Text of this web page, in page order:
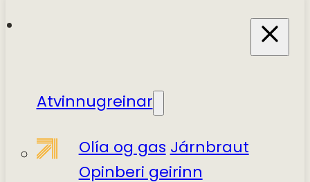
Atvinnugreinar
Olía og gasJárnbraut
Opinberi geirinn